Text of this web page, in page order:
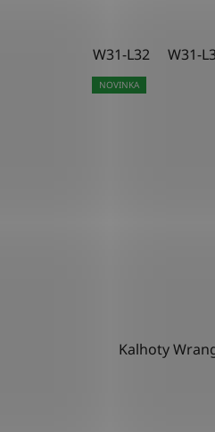
W31-L32 W31-
NOVINKA
Kalhoty